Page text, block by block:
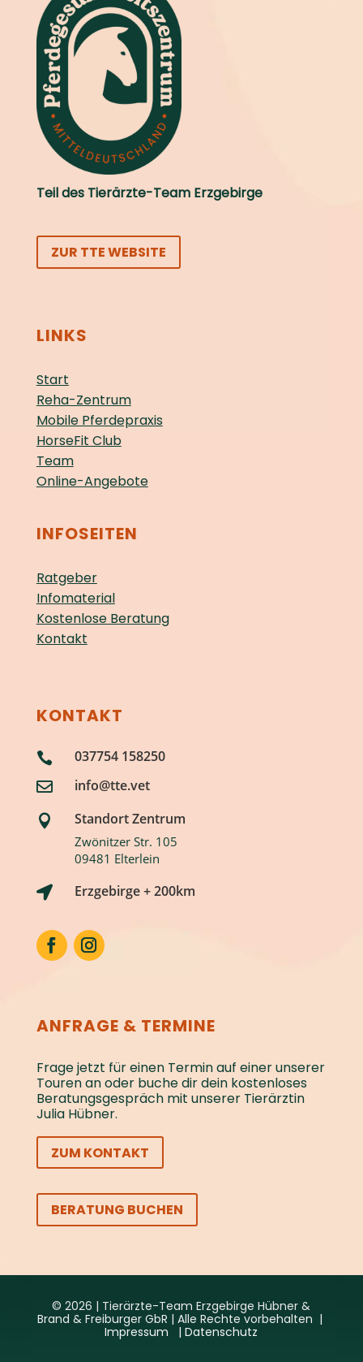
Teil des Tierärzte-Team Erzgebirge
ZUR TTE WEBSITE
LINKS
Start
Reha-Zentrum
Mobile Pferdepraxis
HorseFit Club
Team
Online-Angebote
INFOSEITEN
Ratgeber
Infomaterial
Kostenlose Beratung
Kontakt
KONTAKT
 037754 158250
 info@tte.vet
 Standort Zentrum
Zwönitzer Str. 105
09481 Elterlein
 Erzgebirge + 200km
ANFRAGE & TERMINE
Frage jetzt für einen Termin auf einer unserer
Touren an oder buche dir dein kostenloses
Beratungs­gespräch mit unserer Tierärztin
Julia Hübner.
ZUM KONTAKT
BERATUNG BUCHEN
© 2026 | Tierärzte-Team Erzgebirge Hübner &
Brand & Freiburger GbR | Alle Rechte vorbehalten |
Impressum |Datenschutz